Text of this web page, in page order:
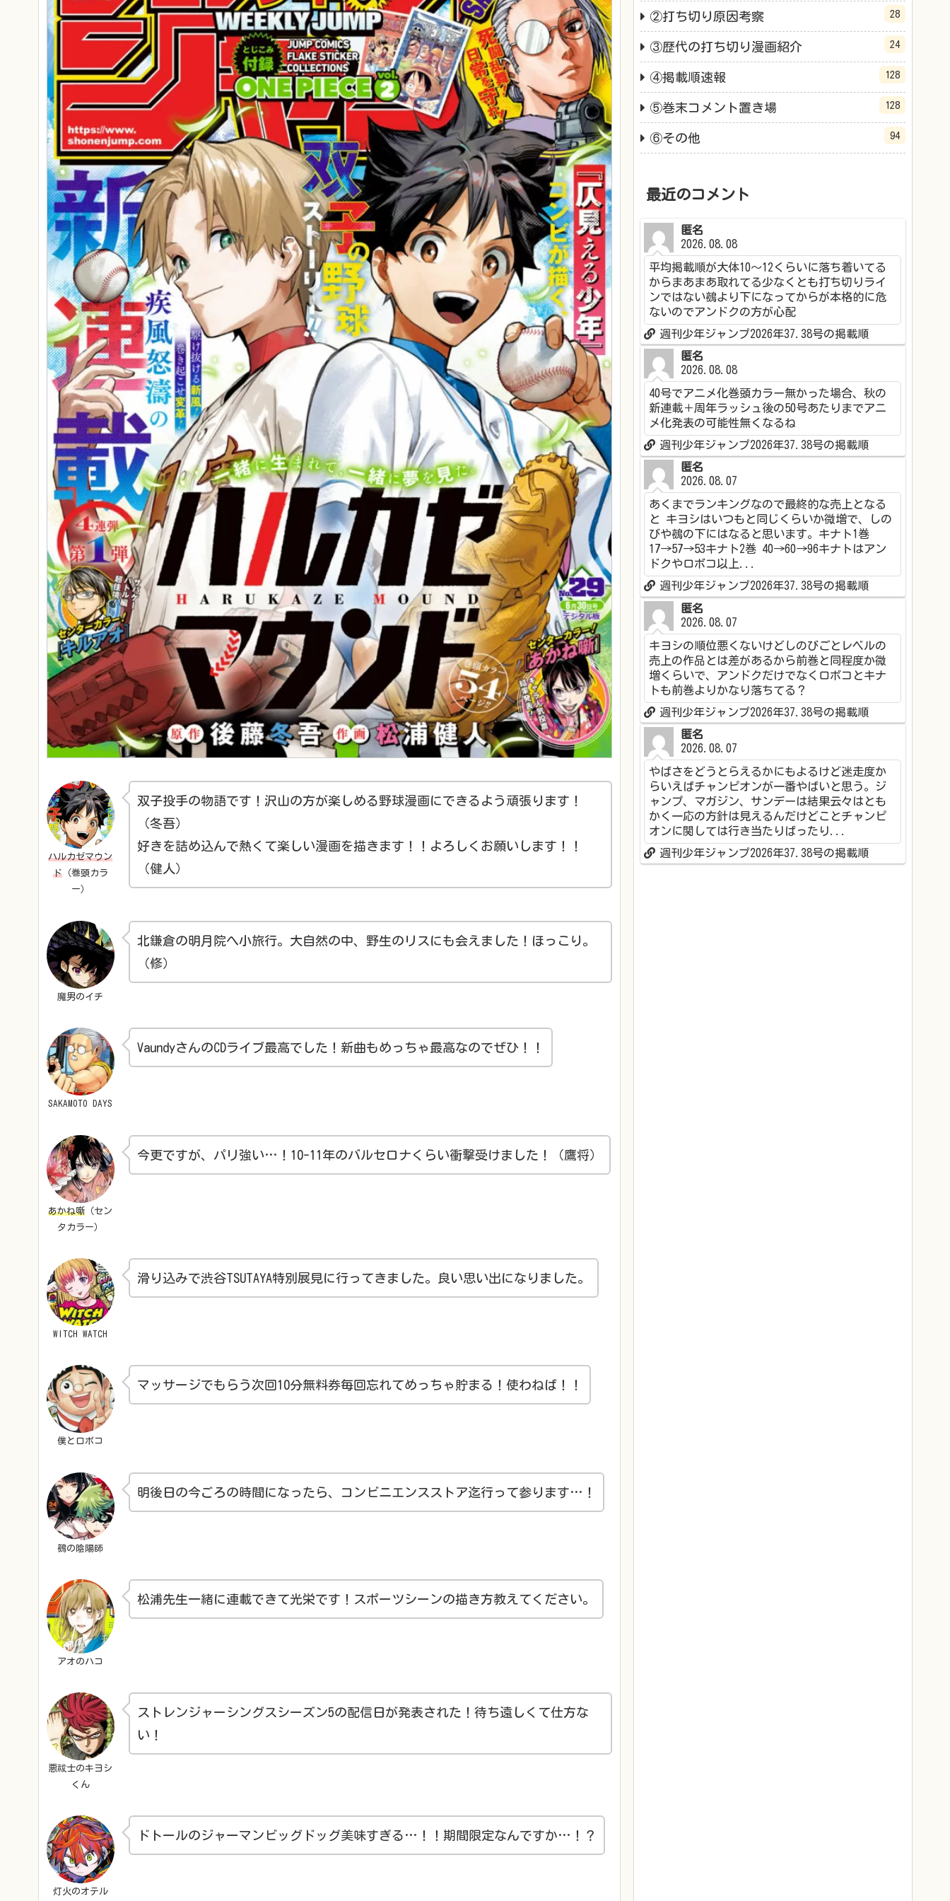
ハルカゼマウン
ド（巻頭カラ
ー）
双子投手の物語です！沢山の方が楽しめる野球漫画にできるよう頑張ります！
（冬吾）
好きを詰め込んで熱くて楽しい漫画を描きます！！よろしくお願いします！！
（健人）
魔男のイチ
北鎌倉の明月院へ小旅行。大自然の中、野生のリスにも会えました！ほっこり。
（修）
SAKAMOTO DAYS
VaundyさんのCDライブ最高でした！新曲もめっちゃ最高なのでぜひ！！
あかね噺 （セン
タカラー）
今更ですが、パリ強い…！10-11年のバルセロナくらい衝撃受けました！（鷹将）
WITCH WATCH
滑り込みで渋谷TSUTAYA特別展見に行ってきました。良い思い出になりました。
僕とロボコ
マッサージでもらう次回10分無料券毎回忘れてめっちゃ貯まる！使わねば！！
鵺の陰陽師
明後日の今ごろの時間になったら、コンビニエンスストア迄行って参ります…！
アオのハコ
松浦先生一緒に連載できて光栄です！スポーツシーンの描き方教えてください。
悪祓士のキヨシ
くん
ストレンジャーシングスシーズン5の配信日が発表された！待ち遠しくて仕方な
い！
灯火のオテル
ドトールのジャーマンビッグドッグ美味すぎる…！！期間限定なんですか…！？
②打ち切り原因考察 28
③歴代の打ち切り漫画紹介 24
④掲載順速報 128
⑤巻末コメント置き場 128
⑥その他 94
最近のコメント
匿名
2026.08.08
平均掲載順が大体10～12くらいに落ち着いてる
からまあまあ取れてる少なくとも打ち切りライ
ンではない鵺より下になってからが本格的に危
ないのでアンドクの方が心配
週刊少年ジャンプ2026年37.38号の掲載順
匿名
2026.08.08
40号でアニメ化巻頭カラー無かった場合、秋の
新連載＋周年ラッシュ後の50号あたりまでアニ
メ化発表の可能性無くなるね
週刊少年ジャンプ2026年37.38号の掲載順
匿名
2026.08.07
あくまでランキングなので最終的な売上となる
と キヨシはいつもと同じくらいか微増で、しの
びや鵺の下にはなると思います。キナト1巻
17→57→53キナト2巻 40→60→96キナトはアン
ドクやロボコ以上...
週刊少年ジャンプ2026年37.38号の掲載順
匿名
2026.08.07
キヨシの順位悪くないけどしのびごとレベルの
売上の作品とは差があるから前巻と同程度か微
増くらいで、アンドクだけでなくロボコとキナ
トも前巻よりかなり落ちてる？
週刊少年ジャンプ2026年37.38号の掲載順
匿名
2026.08.07
やばさをどうとらえるかにもよるけど迷走度か
らいえばチャンピオンが一番やばいと思う。ジ
ャンプ、マガジン、サンデーは結果云々はとも
かく一応の方針は見えるんだけどことチャンピ
オンに関しては行き当たりばったり...
週刊少年ジャンプ2026年37.38号の掲載順